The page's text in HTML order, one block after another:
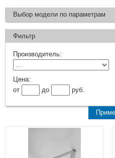
Выбор модели по параметрам
Фильтр
Производитель:
Цена:
от
до руб.